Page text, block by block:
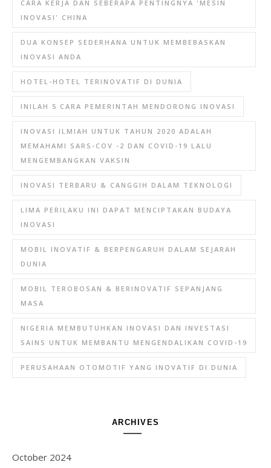
CARA KERJA DAN SEBERAPA PENTINGNYA 'MESIN
INOVASI' CHINA
DUA KONSEP SEDERHANA UNTUK MEMBEBASKAN
INOVASI ANDA
HOTEL-HOTEL TERINOVATIF DI DUNIA
INILAH 5 CARA PEMERINTAH MENDORONG INOVASI
INOVASI ILMIAH UNTUK TAHUN 2020 ADALAH
MEMAHAMI SARS-COV -2 DAN COVID-19 LALU
MENGEMBANGKAN VAKSIN
INOVASI TERBARU & CANGGIH DALAM TEKNOLOGI
LIMA PERILAKU INI DAPAT MENCIPTAKAN BUDAYA
INOVASI
MOBIL INOVATIF & BERPENGARUH DALAM SEJARAH
DUNIA
MOBIL TEROBOSAN & BERINOVATIF SEPANJANG
MASA
NIGERIA MEMBUTUHKAN INOVASI DAN INVESTASI
SAINS UNTUK MEMBANTU MENGENDALIKAN COVID-19
PERUSAHAAN OTOMOTIF YANG INOVATIF DI DUNIA
ARCHIVES
October 2024